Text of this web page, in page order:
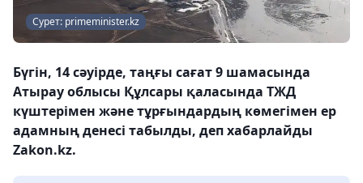
Сурет: primeminister.kz
Бүгін, 14 сәуірде, таңғы сағат 9 шамасында
Атырау облысы Құлсары қаласында ТЖД
күштерімен және тұрғындардың көмегімен ер
адамның денесі табылды, деп хабарлайды
Zakon.kz.